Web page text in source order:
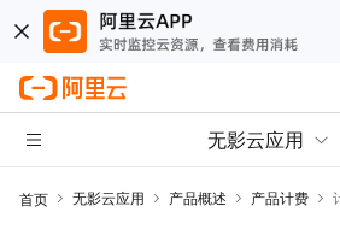
无影云应用
首页 无影云应用 产品概述 产品计费